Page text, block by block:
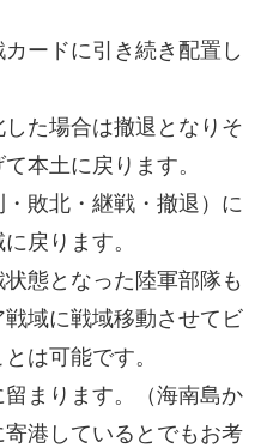
ードに引き続き配置し
た場合は撤退となりそ
本土に戻ります。
敗北・継戦・撤退）に
戻ります。
態となった陸軍部隊も
域に戦域移動させてビ
は可能です。
まります。（海南島か
港しているとでもお考